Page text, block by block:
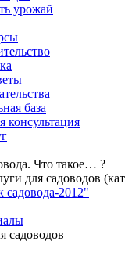
урожай
база
консультация
Что такое… ?
для садоводов
садовода-2012"
садоводов